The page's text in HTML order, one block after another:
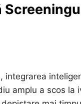
amplu a scos la